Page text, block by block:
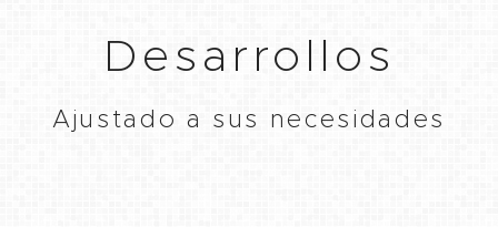
Desarrollos
Ajustado a sus necesidades